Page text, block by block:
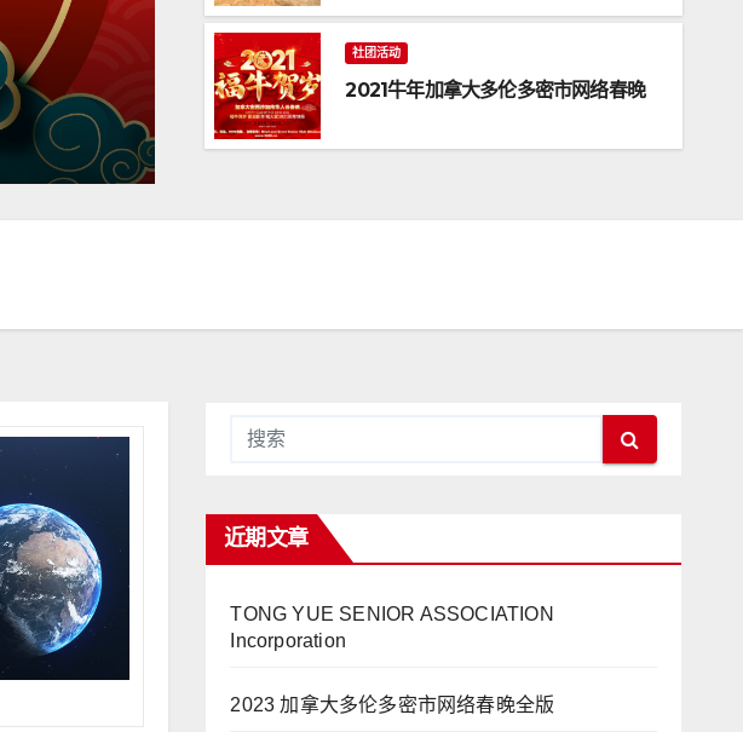
2021 美国“毅力”号火星探测器
2月 28, 2021
社团活动
2021牛年加拿大多伦多密市网络春晚
近期文章
TONG YUE SENIOR ASSOCIATION
Incorporation
2023 加拿大多伦多密市网络春晚全版